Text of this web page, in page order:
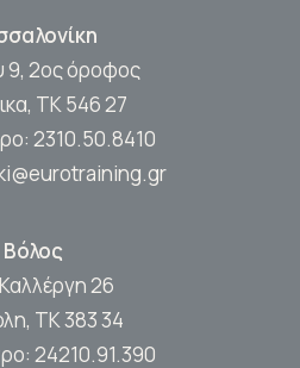
9, 2ος όροφος
ΤΚ 546 27
2310.50.8410
Βόλος
26
ΤΚ 383 34
24210.91.390